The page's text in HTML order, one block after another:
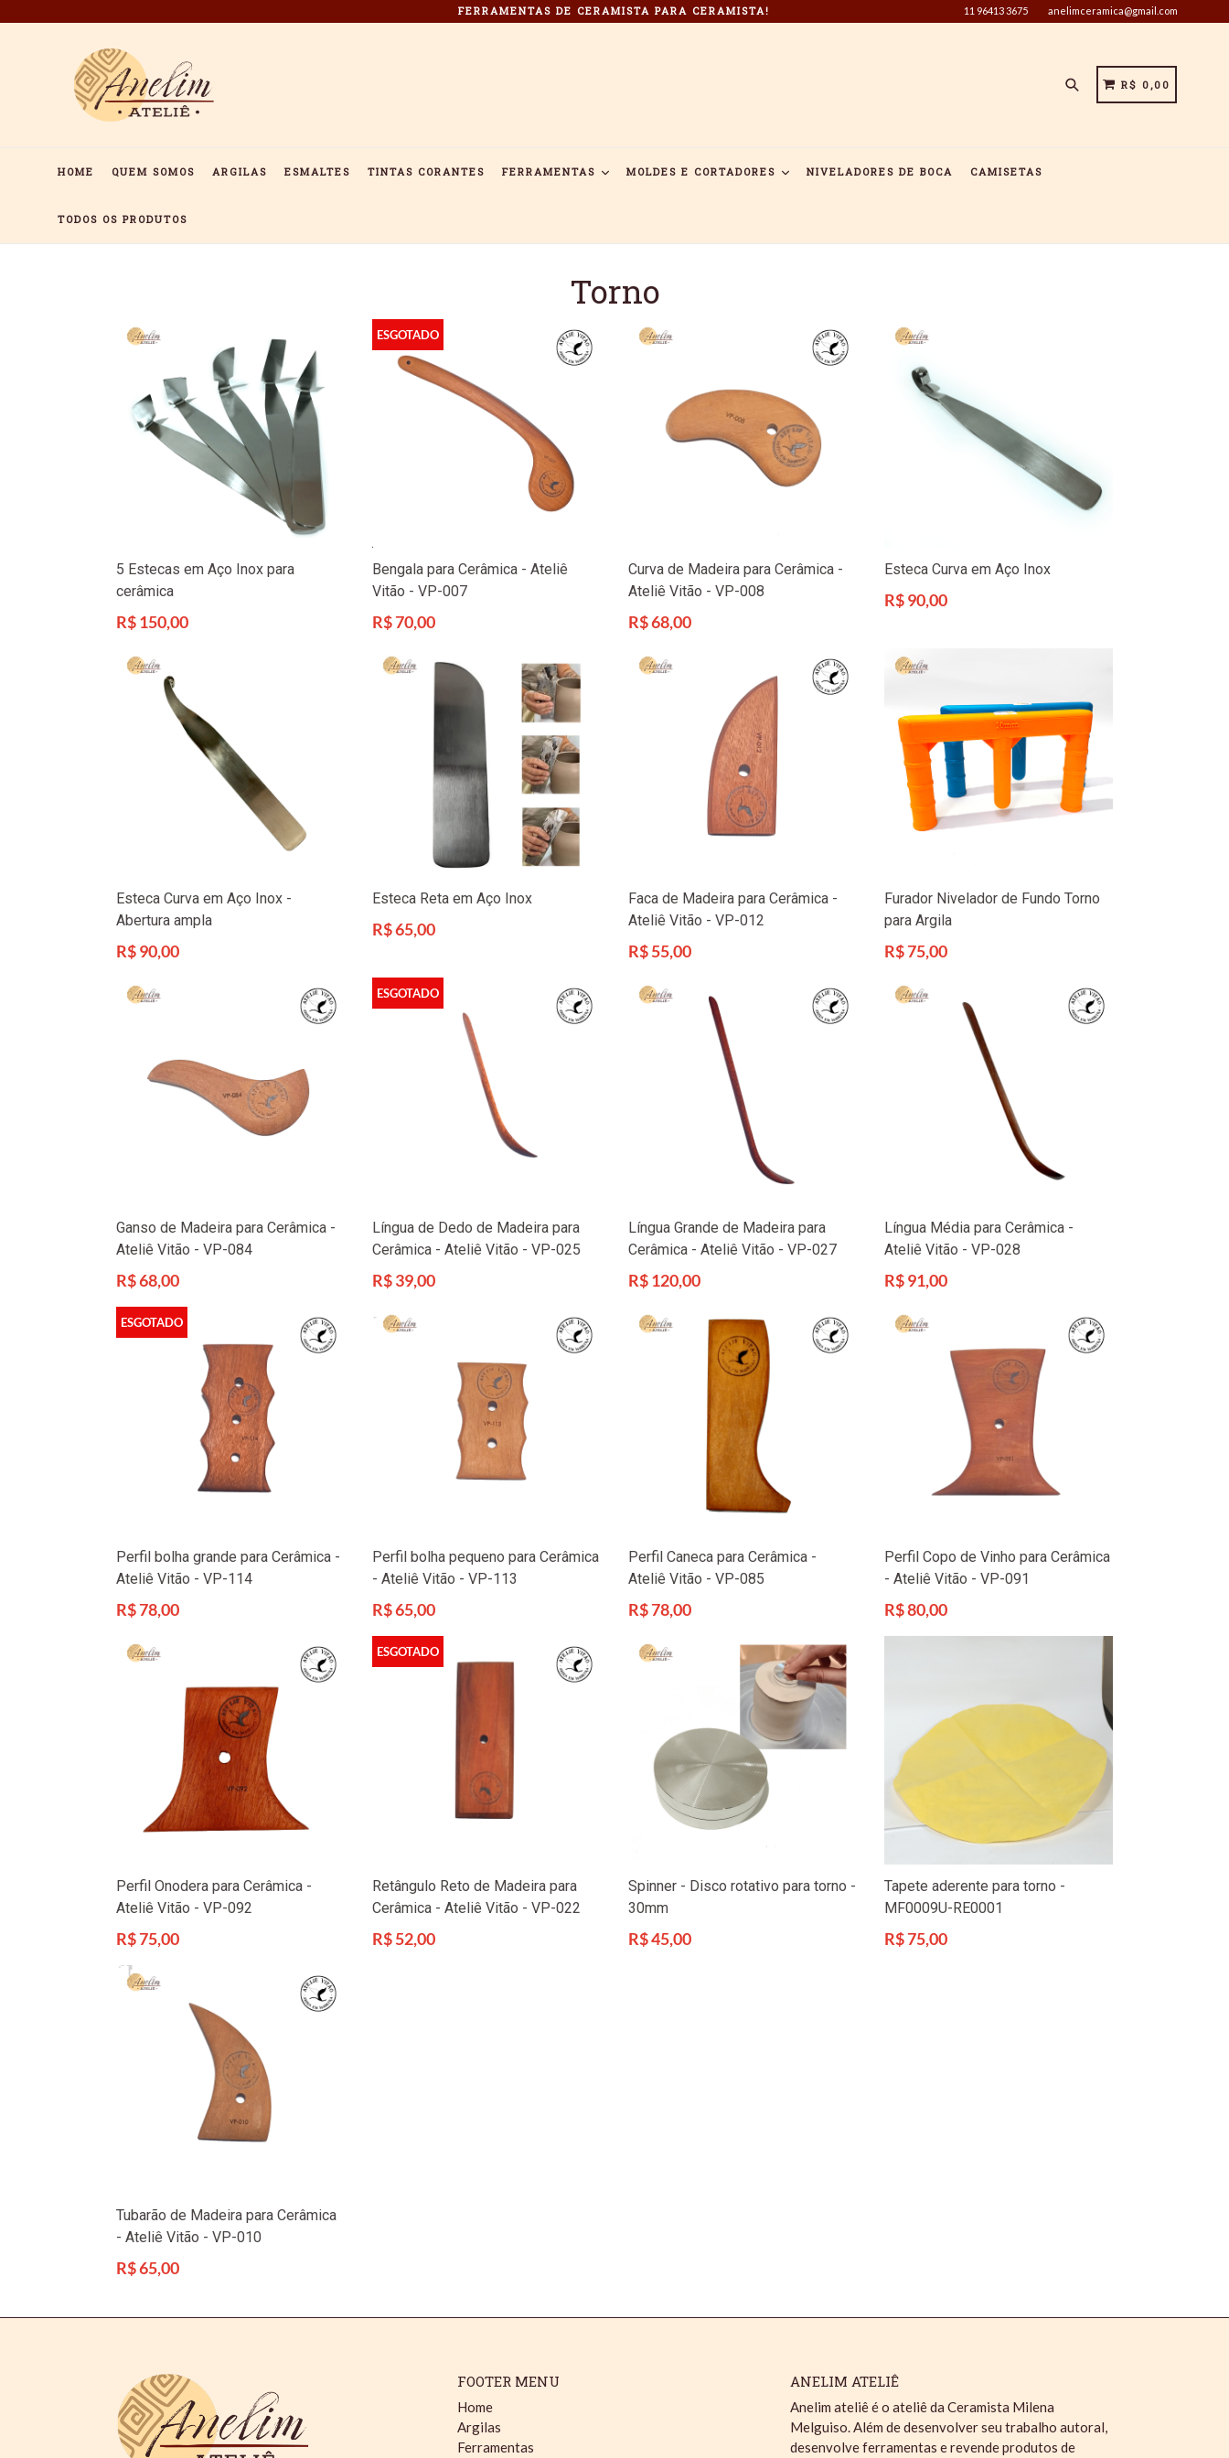
FERRAMENTAS DE CERAMISTA PARA CERAMISTA! 11 96413 3675 anelimceramica@gmail.com
PesquisarCARRINHO
CARRINHO
R$ 0,00
HOME QUEM SOMOS ARGILAS ESMALTES TINTAS CORANTES FERRAMENTAS MOLDES E CORTADORES NIVELADORES DE BOCA CAMISETAS
TODOS OS PRODUTOS
Torno
5 Estecas em Aço Inox para
cerâmica
Preço
R$ 150,00
ESGOTADO
Bengala para Cerâmica - Ateliê
Vitão - VP-007
Preço
R$ 70,00
Curva de Madeira para Cerâmica -
Ateliê Vitão - VP-008
Preço
R$ 68,00
Esteca Curva em Aço Inox
Preço
R$ 90,00
Esteca Curva em Aço Inox -
Abertura ampla
Preço
R$ 90,00
Esteca Reta em Aço Inox
Preço
R$ 65,00
Faca de Madeira para Cerâmica -
Ateliê Vitão - VP-012
Preço
R$ 55,00
Furador Nivelador de Fundo Torno
para Argila
Preço
R$ 75,00
Ganso de Madeira para Cerâmica -
Ateliê Vitão - VP-084
Preço
R$ 68,00
ESGOTADO
Língua de Dedo de Madeira para
Cerâmica - Ateliê Vitão - VP-025
Preço
R$ 39,00
Língua Grande de Madeira para
Cerâmica - Ateliê Vitão - VP-027
Preço
R$ 120,00
Língua Média para Cerâmica -
Ateliê Vitão - VP-028
Preço
R$ 91,00
ESGOTADO
Perfil bolha grande para Cerâmica -
Ateliê Vitão - VP-114
Preço
R$ 78,00
Perfil bolha pequeno para Cerâmica
- Ateliê Vitão - VP-113
Preço
R$ 65,00
Perfil Caneca para Cerâmica -
Ateliê Vitão - VP-085
Preço
R$ 78,00
Perfil Copo de Vinho para Cerâmica
- Ateliê Vitão - VP-091
Preço
R$ 80,00
Perfil Onodera para Cerâmica -
Ateliê Vitão - VP-092
Preço
R$ 75,00
ESGOTADO
Retângulo Reto de Madeira para
Cerâmica - Ateliê Vitão - VP-022
Preço
R$ 52,00
Spinner - Disco rotativo para torno -
30mm
Preço
R$ 45,00
Tapete aderente para torno -
MF0009U-RE0001
Preço
R$ 75,00
Tubarão de Madeira para Cerâmica
- Ateliê Vitão - VP-010
Preço
R$ 65,00
FOOTER MENU
Home
Argilas
Ferramentas
ANELIM ATELIÊ
Anelim ateliê é o ateliê da Ceramista Milena
Melguiso. Além de desenvolver seu trabalho autoral,
desenvolve ferramentas e revende produtos de